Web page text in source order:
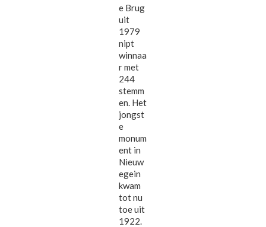
e Brug
uit
1979
nipt
winnaa
r met
244
stemm
en. Het
jongst
e
monum
ent in
Nieuw
egein
kwam
tot nu
toe uit
1922.